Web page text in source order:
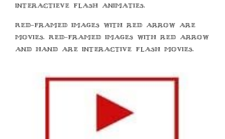
interactieve flash animaties.
Red-framed images with red arrow are
movies. Red-framed images with red arrow
and hand are interactive flash movies.